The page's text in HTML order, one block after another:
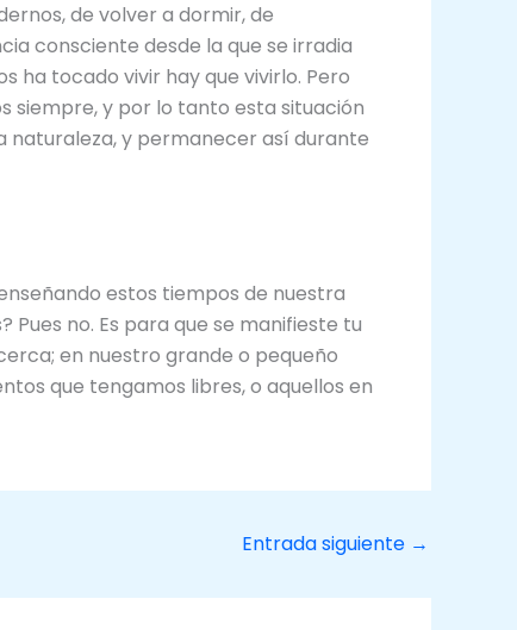
de volver a dormir, de
consciente desde la que se irradia
ha tocado vivir hay que vivirlo. Pero
siempre, y por lo tanto esta situación
naturaleza, y permanecer así durante
estos tiempos de nuestra
no. Es para que se manifieste tu
en nuestro grande o pequeño
que tengamos libres, o aquellos en
Entrada siguiente →